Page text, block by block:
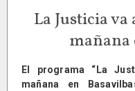
La Justicia
mañana
El programa “La
mañana en